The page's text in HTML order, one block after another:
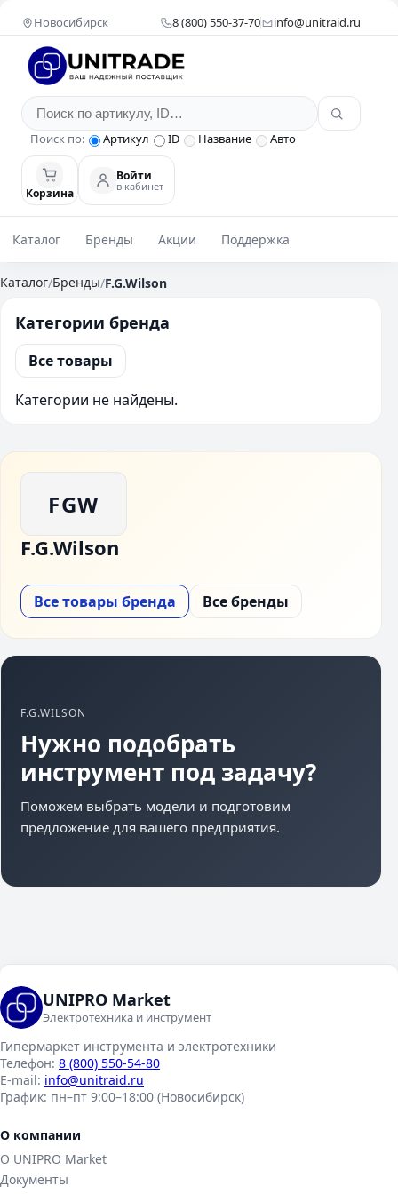
Новосибирск 8 (800) 550-37-70 info@unitraid.ru
Поиск по: Артикул ID Название Авто
Корзина
Войти
в кабинет
Каталог Бренды Акции Поддержка
Каталог/Бренды/F.G.Wilson
Категории бренда
Все товары
Категории не найдены.
FGW
F.G.Wilson
Все товары бренда Все бренды
F.G.WILSON
Нужно подобрать
инструмент под задачу?
Поможем выбрать модели и подготовим
предложение для вашего предприятия.
UNIPRO Market
Электротехника и инструмент
Гипермаркет инструмента и электротехники
Телефон: 8 (800) 550-54-80
E-mail: info@unitraid.ru
График: пн–пт 9:00–18:00 (Новосибирск)
О компании
О UNIPRO Market
Документы